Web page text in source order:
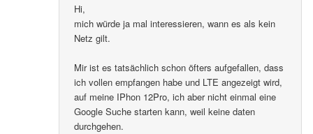
Hi,
mich würde ja mal interessieren, wann es als kein
Netz gilt.
Mir ist es tatsächlich schon öfters aufgefallen, dass
ich vollen empfangen habe und LTE angezeigt wird,
auf meine IPhon 12Pro, ich aber nicht einmal eine
Google Suche starten kann, weil keine daten
durchgehen.